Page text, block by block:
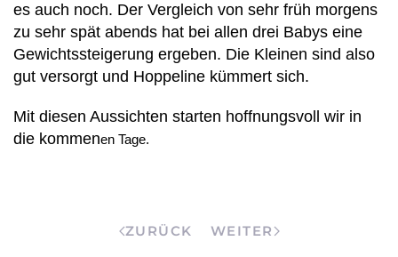
es auch noch. Der Vergleich von sehr früh morgens
zu sehr spät abends hat bei allen drei Babys eine
Gewichtssteigerung ergeben. Die Kleinen sind also
gut versorgt und Hoppeline kümmert sich.
Mit diesen Aussichten starten hoffnungsvoll wir in
die kommenen Tage.
ZURÜCK WEITER